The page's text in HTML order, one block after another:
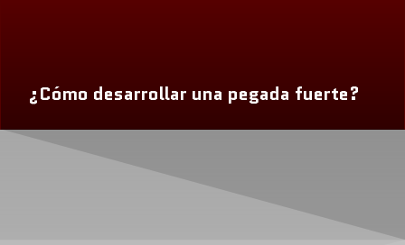
¿Cómo desarrollar una pegada fuerte?